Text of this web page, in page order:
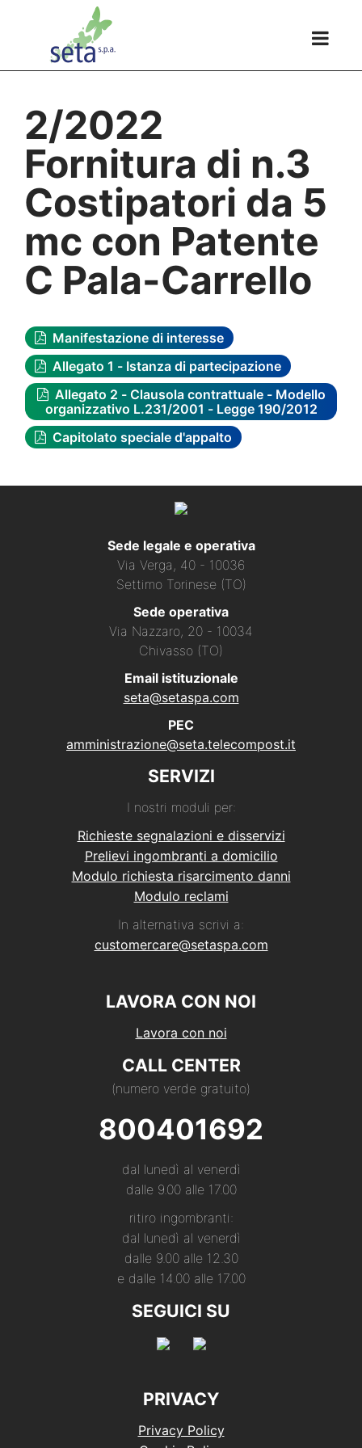
2/2022
Fornitura di n.3
Costipatori da 5
mc con Patente
C Pala-Carrello
Manifestazione di interesse
Allegato 1 - Istanza di partecipazione
Allegato 2 - Clausola contrattuale - Modello
organizzativo L.231/2001 - Legge 190/2012
Capitolato speciale d'appalto
Sede legale e operativa
Via Verga, 40 - 10036
Settimo Torinese (TO)
Sede operativa
Via Nazzaro, 20 - 10034
Chivasso (TO)
Email istituzionale
seta@setaspa.com
PEC
amministrazione@seta.telecompost.it
SERVIZI
I nostri moduli per:
Richieste segnalazioni e disservizi
Prelievi ingombranti a domicilio
Modulo richiesta risarcimento danni
Modulo reclami
In alternativa scrivi a:
customercare@setaspa.com
LAVORA CON NOI
Lavora con noi
CALL CENTER
(numero verde gratuito)
800401692
dal lunedì al venerdì
dalle 9.00 alle 17.00
ritiro ingombranti:
dal lunedì al venerdì
dalle 9.00 alle 12.30
e dalle 14.00 alle 17.00
SEGUICI SU
PRIVACY
Privacy Policy